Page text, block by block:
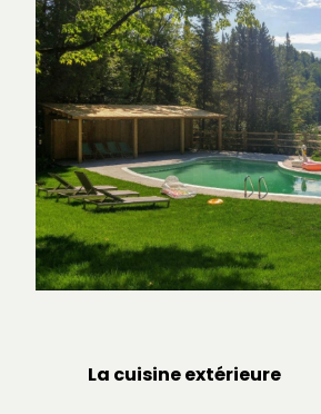
La cuisine extérieure